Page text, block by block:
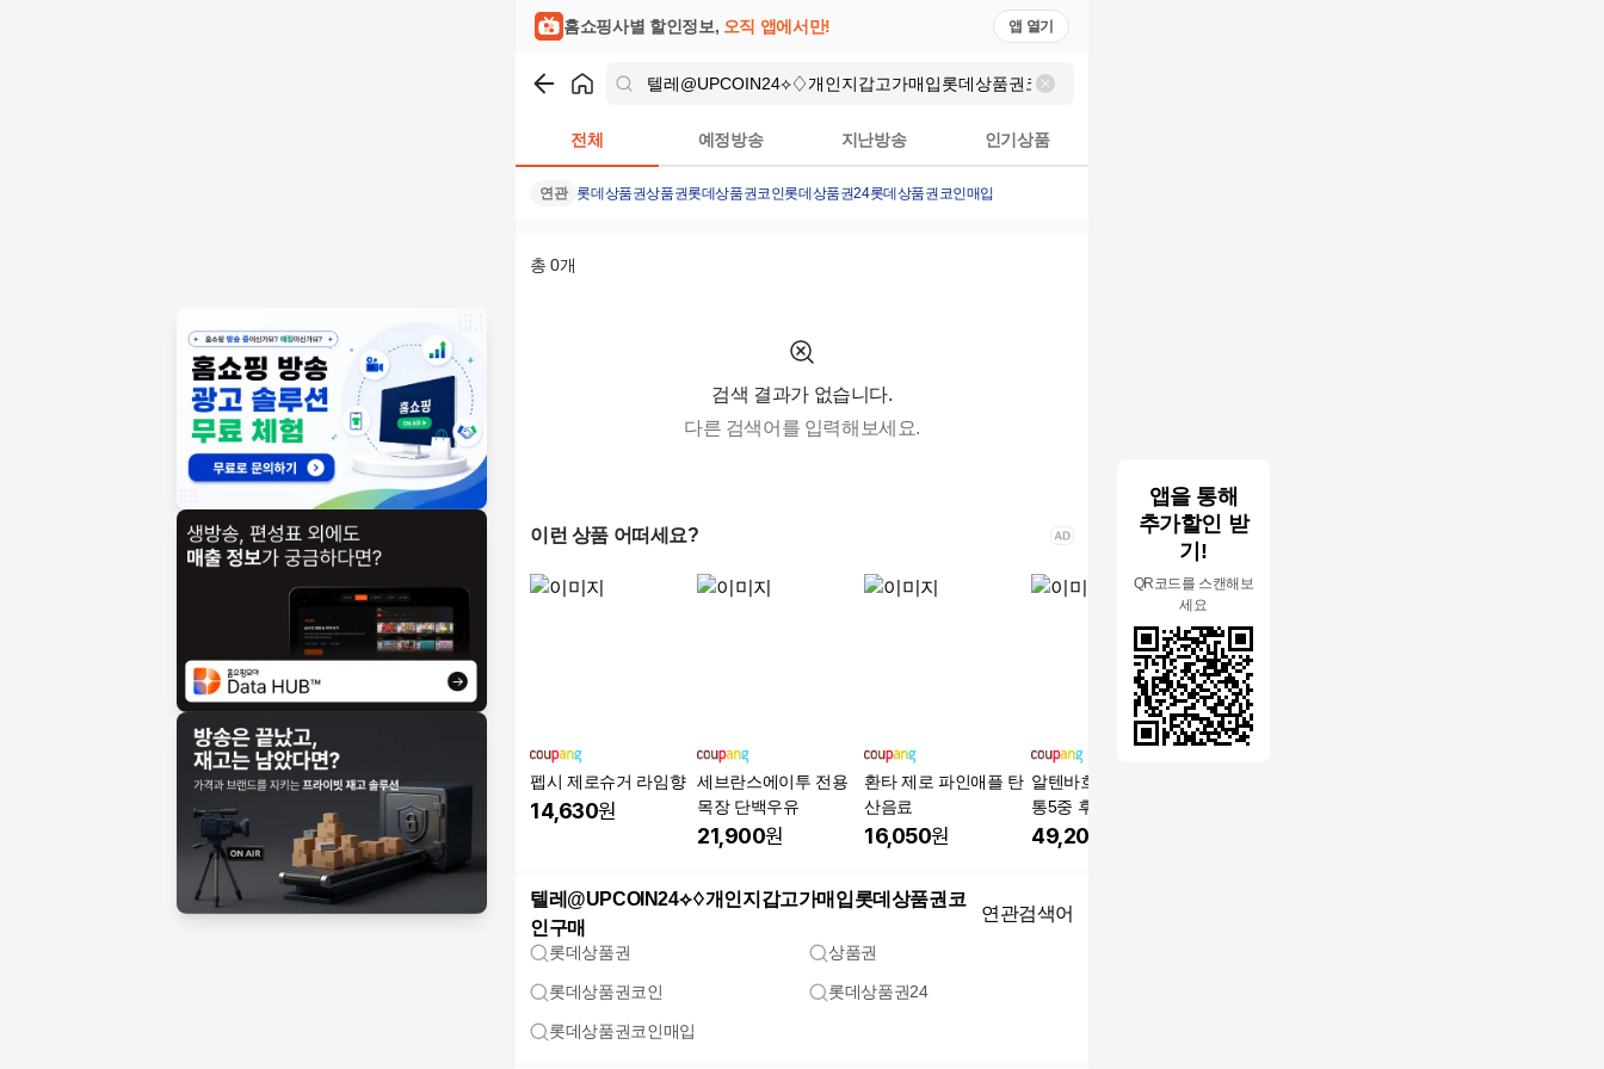
앱을 통해
추가할인 받
기!
QR코드를 스캔해보
세요
홈쇼핑사별 할인정보, 오직 앱에서만! 앱 열기
전체 예정방송 지난방송 인기상품
연관 롯데상품권상품권롯데상품권코인롯데상품권24롯데상품권코인매입
총0개
검색 결과가 없습니다.
다른 검색어를 입력해보세요.
이런 상품 어떠세요?
펩시 제로슈거 라임향
14,630원
세브란스에이투 전용
목장 단백우유
21,900원
환타 제로 파인애플 탄
산음료
16,050원
알텐바흐 엑스칼리버
통5중 후라이팬 인덕션
IH
49,200
텔레@UPCOIN24⟡♢개인지갑고가매입롯데상품권코
인구매
연관검색어
롯데상품권 상품권
롯데상품권코인 롯데상품권24
롯데상품권코인매입
텔레@UPCOIN24⟡♢개인지갑고가매입롯데상품권코인구매 검색결과 | 홈쇼핑모아